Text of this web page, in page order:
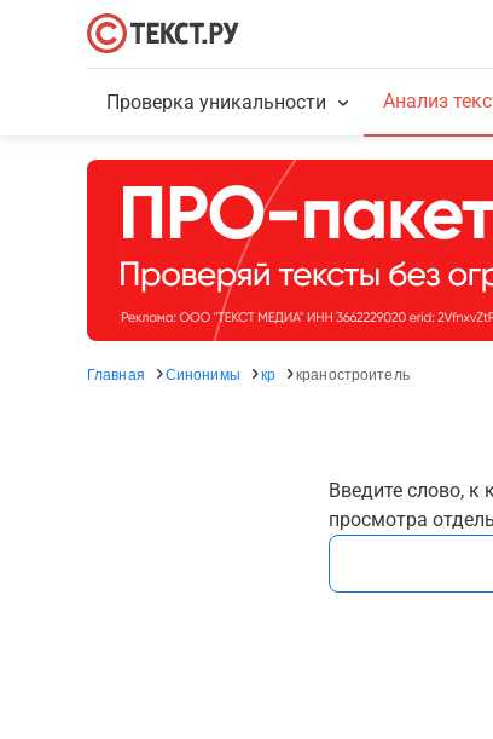
Проверка уникальности Анализ
Главная Синонимы кр краностроитель
Введите слово, к
просмотра